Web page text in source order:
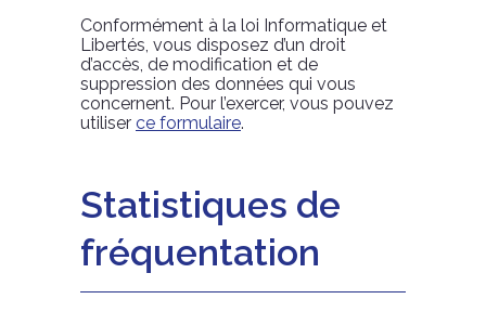
Conformément à la loi Informatique et
Libertés, vous disposez d’un droit
d’accès, de modification et de
suppression des données qui vous
concernent. Pour l’exercer, vous pouvez
utiliser ce formulaire.
Statistiques de
fréquentation